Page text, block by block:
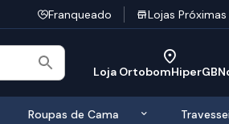
Franqueado Lojas Próximas
Loja
Exibir submenu de Cabeceiras
Roupas de Cama Exibir